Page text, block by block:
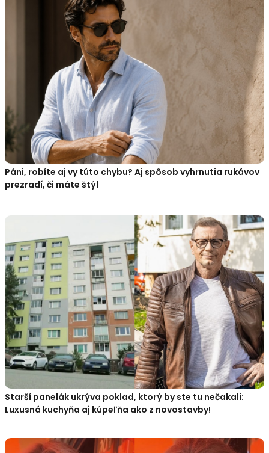
Páni, robíte aj vy túto chybu? Aj spôsob vyhrnutia rukávov
prezradí, či máte štýl
Starší panelák ukrýva poklad, ktorý by ste tu nečakali:
Luxusná kuchyňa aj kúpeľňa ako z novostavby!